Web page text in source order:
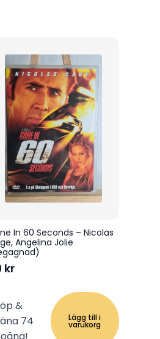
In 60 Seconds – Nicolas
Angelina Jolie
kr
&
74
Lägg till i
varukorg